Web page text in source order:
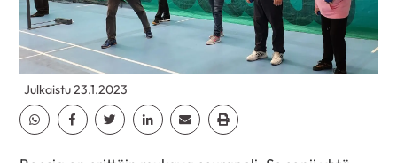
Julkaistu 23.1.2023
Jaa Whatsapp
Jaa Facebook
Jaa TwitterJaa Linkedin
Jaa EmailJaa Print